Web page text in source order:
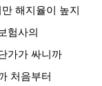
해지율이 높지
험사의
가가 싸니까
처음부터